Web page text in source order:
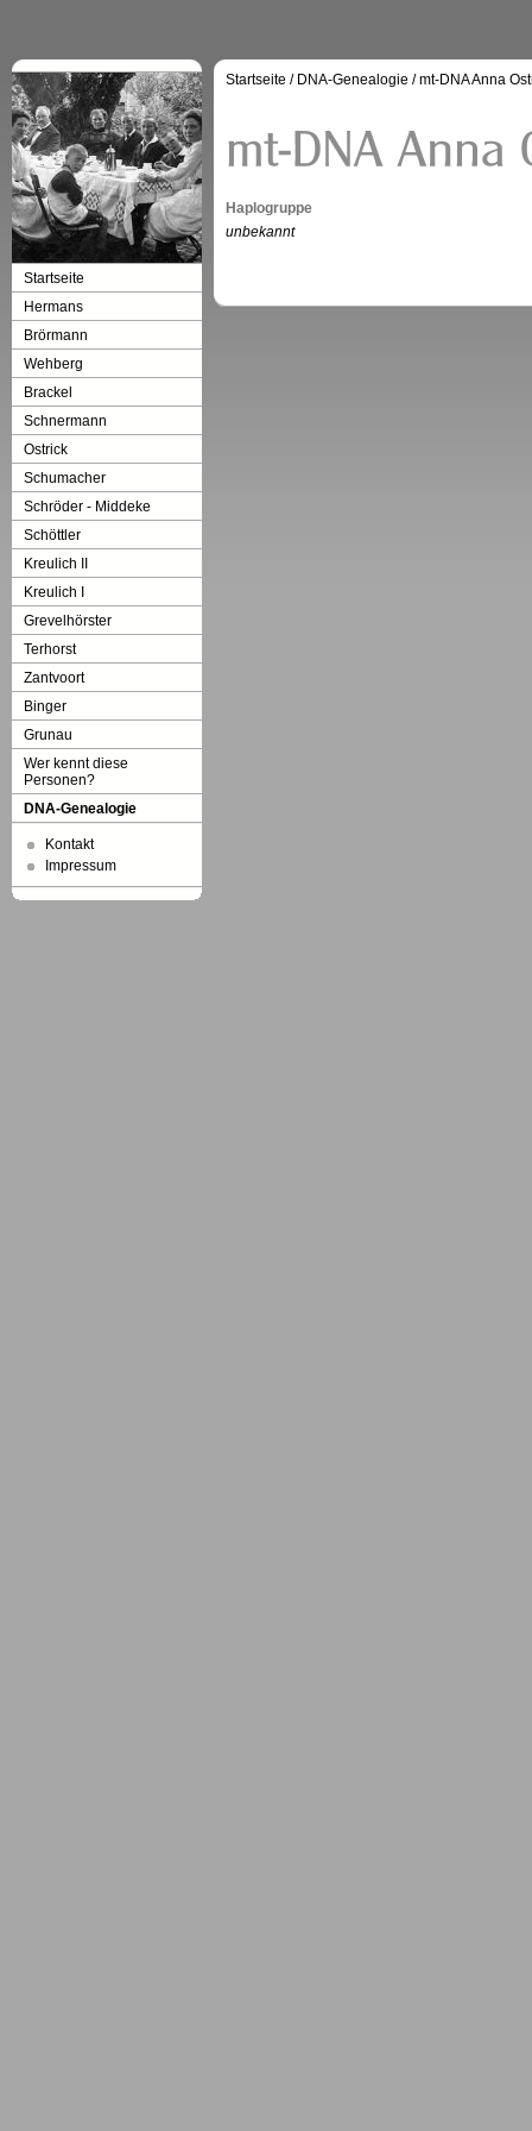
Startseite
Hermans
Brörmann
Wehberg
Brackel
Schnermann
Ostrick
Schumacher
Schröder - Middeke
Schöttler
Kreulich II
Kreulich I
Grevelhörster
Terhorst
Zantvoort
Binger
Grunau
Wer kennt diese
Personen?
DNA-Genealogie
Kontakt
Impressum
Startseite / DNA-Genealogie /mt-DNA Anna
Haplogruppe
unbekannt